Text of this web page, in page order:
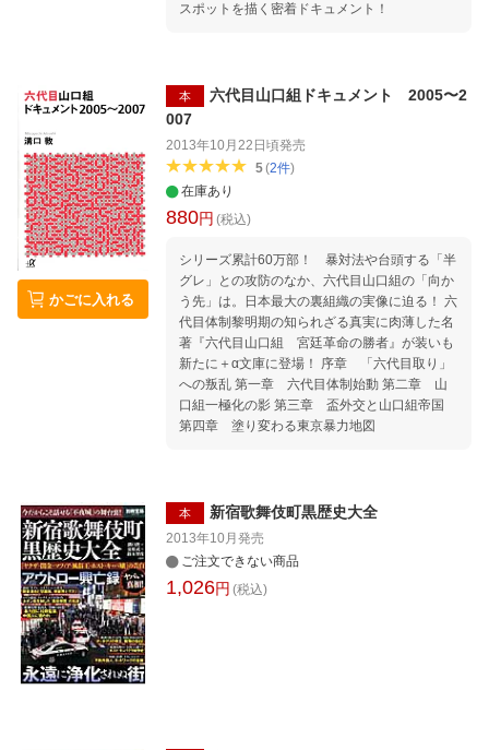
スポットを描く密着ドキュメント！
かごに入れる
本
六代目山口組ドキュメント 2005〜2
007
2013年10月22日頃発売
5(2件)
在庫あり
880円 (税込)
シリーズ累計60万部！ 暴対法や台頭する「半
グレ」との攻防のなか、六代目山口組の「向か
う先」は。日本最大の裏組織の実像に迫る！ 六
代目体制黎明期の知られざる真実に肉薄した名
著『六代目山口組 宮廷革命の勝者』が装いも
新たに＋α文庫に登場！ 序章 「六代目取り」
への叛乱 第一章 六代目体制始動 第二章 山
口組一極化の影 第三章 盃外交と山口組帝国
第四章 塗り変わる東京暴力地図
本 新宿歌舞伎町黒歴史大全
2013年10月 発売
ご注文できない商品
1,026円 (税込)